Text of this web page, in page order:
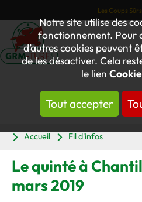
Notre site utilise des
fonctionnement. Pour
d’autres cookies peuvent
de les désactiver. Cela
le lien
Tout accepter
Les Coups Sûrs
Accueil
Fil d'infos
Le quinté à
mars 2019